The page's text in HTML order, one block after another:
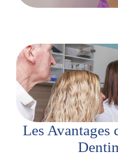
Les Avantages